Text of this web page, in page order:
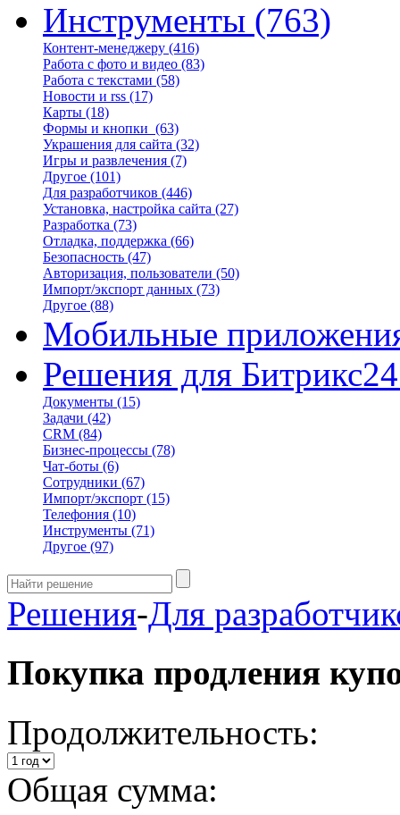
Инструменты (763)
Контент-менеджеру (416)
Работа с фото и видео (83)
Работа с текстами (58)
Новости и rss (17)
Карты (18)
Формы и кнопки (63)
Украшения для сайта (32)
Игры и развлечения (7)
Другое (101)
Для разработчиков (446)
Установка, настройка сайта (27)
Разработка (73)
Отладка, поддержка (66)
Безопасность (47)
Авторизация, пользователи (50)
Импорт/экспорт данных (73)
Другое (88)
Мобильные
Решения для Битрикс24
Документы (15)
Задачи (42)
CRM (84)
Бизнес-процессы (78)
Чат-боты (6)
Сотрудники (67)
Импорт/экспорт (15)
Телефония (10)
Инструменты (71)
Другое (97)
Решения-Для
Покупка продления
Продолжительность:
Общая сумма: